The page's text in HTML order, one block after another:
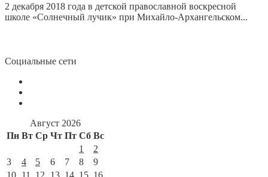
2 декабря 2018 года в детской православной воскресной
школе «Солнечный лучик» при Михайло-Архангельском...
Социальные сети
Август 2026
Пн Вт Ср Чт Пт Сб Вс
1
2
3
4 5 6 7 8
9
10 11 12 13 14 15 16